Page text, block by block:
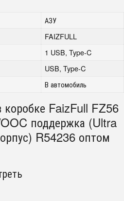
АЗУ
FAIZFULL
1 USB, Type-C
USB, Type-C
В автомобиль
FaizFull FZ56
поддержка (Ultra
R54236 оптом